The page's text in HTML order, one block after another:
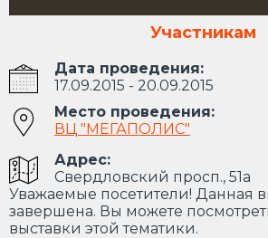
Участникам
Дата проведения:
17.09.2015 - 20.09.2015
Место проведения:
ВЦ "МЕГАПОЛИС"
Адрес:
Свердловский просп., 51а
Уважаемые посетители! Данная
завершена. Вы можете
выставки этой тематики.